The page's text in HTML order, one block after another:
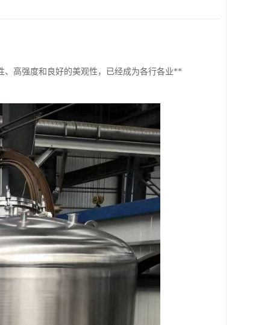
、高强度和良好的美观性，已经成为各行各业**